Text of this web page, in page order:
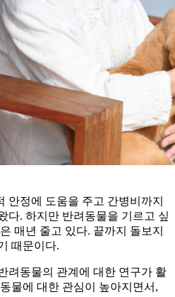
안정에 도움을 주고 간병비까지
다. 하지만 반려동물을 기르고 싶
매년 줄고 있다. 끝까지 돌보지
때문이다.
려동물의 관계에 대한 연구가 활
물에 대한 관심이 높아지면서,